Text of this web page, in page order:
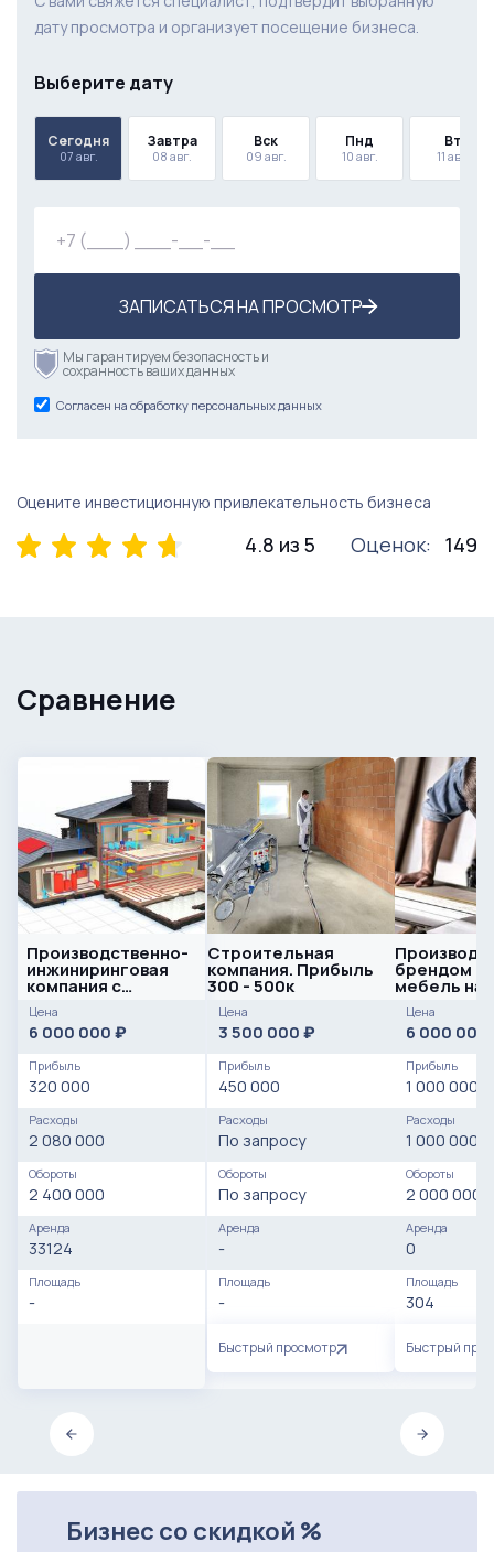
дату просмотра и организует посещение бизнеса.
Выберите дату
Сегодня
07 авг.
Завтра
08 авг.
Вск
09 авг.
Пнд
10 авг.
Вт
11 авг.
ЗАПИСАТЬСЯ НА ПРОСМОТР
Мы гарантируем безопасность и
сохранность ваших данных
Согласен на обработку персональных данных
Оцените инвестиционную привлекательность бизнеса
4.8 из 5 Оценок: 149
Сравнение
Производственно-
инжиниринговая
компания с
быстрой
окупаемостью
Цена
6 000 000 ₽
Прибыль
320 000
Расходы
2 080 000
Обороты
2 400 000
Аренда
33124
Площадь
-
Строительная
компания. Прибыль
300 - 500к
Цена
3 500 000 ₽
Прибыль
450 000
Расходы
По запросу
Обороты
По запросу
Аренда
-
Площадь
-
Быстрый просмотр
брендом
мебель на
Цена
6 000 000
Прибыль
1 000 000
Расходы
1 000 000
Обороты
2 000 000
Аренда
0
Площадь
304
Быстрый
Бизнес со скидкой %